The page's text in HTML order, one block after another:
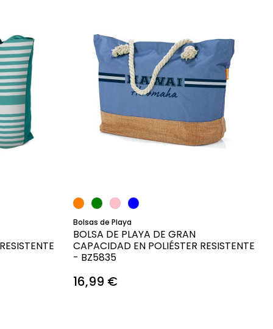
Bolsas de Playa
BOLSA DE PLAYA DE GRAN
CAPACIDAD EN POLIÉSTER RESISTENTE
- BZ5835
16,99 €